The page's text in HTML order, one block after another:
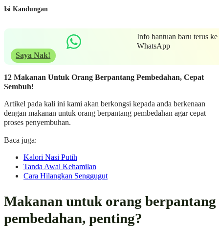
Isi Kandungan
Info bantuan baru terus ke
WhatsApp
Saya Nak!
12 Makanan Untuk Orang Berpantang Pembedahan, Cepat
Sembuh!
Artikel pada kali ini kami akan berkongsi kepada anda berkenaan
dengan makanan untuk orang berpantang pembedahan agar cepat
proses penyembuhan.
Baca juga:
Kalori Nasi Putih
Tanda Awal Kehamilan
Cara Hilangkan Senggugut
Makanan untuk orang berpantang
pembedahan, penting?